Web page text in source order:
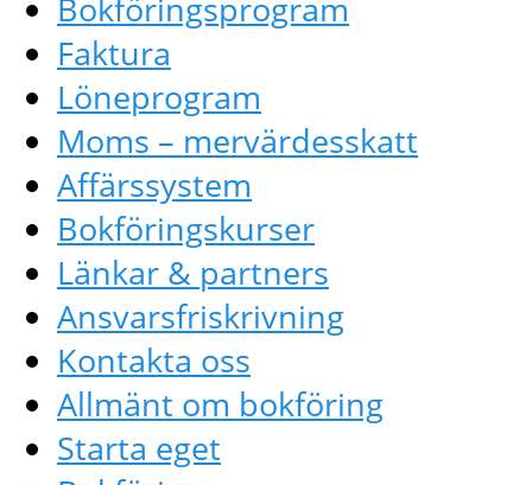
Bokföringsprogram
Faktura
Löneprogram
Moms – mervärdesskatt
Affärssystem
Bokföringskurser
Länkar & partners
Ansvarsfriskrivning
Kontakta oss
Allmänt om bokföring
Starta eget